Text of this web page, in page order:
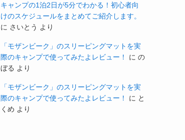
キャンプの1泊2日が5分でわかる！初心者向
けのスケジュールをまとめてご紹介します。
に さいとう より
「モザンビーク」のスリーピングマットを実
際のキャンプで使ってみたよレビュー！
に の
ぼる より
「モザンビーク」のスリーピングマットを実
際のキャンプで使ってみたよレビュー！
に と
くめ より